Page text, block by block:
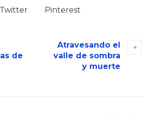
Twitter Pinterest
de
Atravesando el
valle de sombra
y muerte